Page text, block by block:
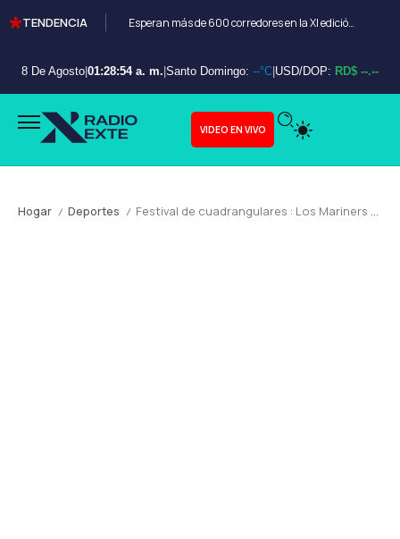
TENDENCIA Esperan más de 600 corredores en la XI edición del Bayahibe 10K
8 De Agosto 01:28:55 a. m. Santo Domingo: --°C USD/DOP: RD$ --.--
VIDEO EN VIVO
Hogar / Deportes / Festival de cuadrangulares : Los Mariners aplastan a los Athletics con poder absoluto